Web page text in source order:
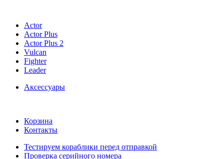
Actor
Actor Plus
Actor Plus 2
Vulcan
Fighter
Leader
Аксессуары
Корзина
Контакты
Тестируем кораблики перед отправкой
Проверка серийного номера